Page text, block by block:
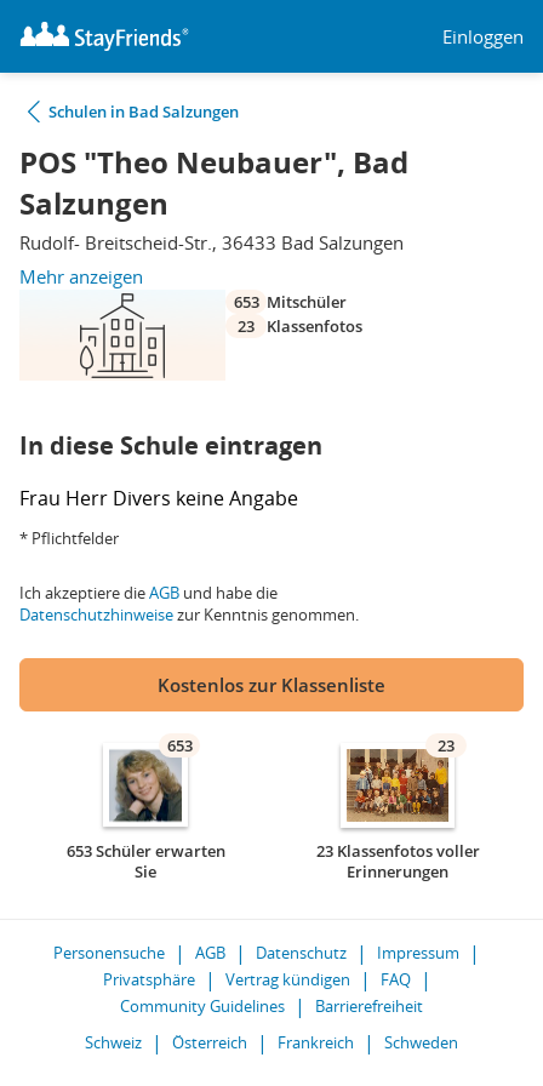
Einloggen
Schulen in Bad Salzungen
POS "Theo Neubauer", Bad
Salzungen
Rudolf- Breitscheid-Str., 36433 Bad Salzungen
Mehr anzeigen
653 Mitschüler
23
Klassenfotos
In diese Schule eintragen
Frau Herr Divers keine Angabe
* Pflichtfelder
Ich akzeptiere dieAGB und habe die
Datenschutzhinweisezur Kenntnis genommen.
Kostenlos zur Klassenliste
653
653 Schüler erwarten
Sie
23
23 Klassenfotos voller
Erinnerungen
Personensuche AGB Datenschutz
Impressum
Privatsphäre
Vertrag kündigen
FAQ
Community Guidelines
Barrierefreiheit
Schweiz
Österreich Frankreich Schweden